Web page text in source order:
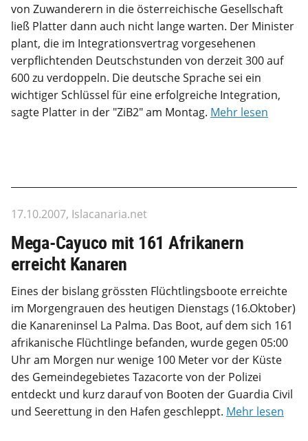
von Zuwanderern in die österreichische Gesellschaft
ließ Platter dann auch nicht lange warten. Der Minister
plant, die im Integrationsvertrag vorgesehenen
verpflichtenden Deutschstunden von derzeit 300 auf
600 zu verdoppeln. Die deutsche Sprache sei ein
wichtiger Schlüssel für eine erfolgreiche Integration,
sagte Platter in der "ZiB2" am Montag. Mehr lesen
17.10.2007, Islacanaria.net
Mega-Cayuco mit 161 Afrikanern
erreicht Kanaren
Eines der bislang grössten Flüchtlingsboote erreichte
im Morgengrauen des heutigen Dienstags (16.Oktober)
die Kanareninsel La Palma. Das Boot, auf dem sich 161
afrikanische Flüchtlinge befanden, wurde gegen 05:00
Uhr am Morgen nur wenige 100 Meter vor der Küste
des Gemeindegebietes Tazacorte von der Polizei
entdeckt und kurz darauf von Booten der Guardia Civil
und Seerettung in den Hafen geschleppt. Mehr lesen